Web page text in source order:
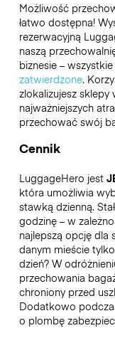
Możliwość
łatwo dostępna!
rezerwacyjną
naszą
biznesie –
zatwierdzone.
zlokalizujesz sklepy
najważniejszych
przechować swój
Cennik
LuggageHero jest
która umożliwia
stawką dzienną.
godzinę – w
najlepszą opcję dla
danym mieście
dzień? W
przechowania
chroniony przed
Dodatkowo
o plombę